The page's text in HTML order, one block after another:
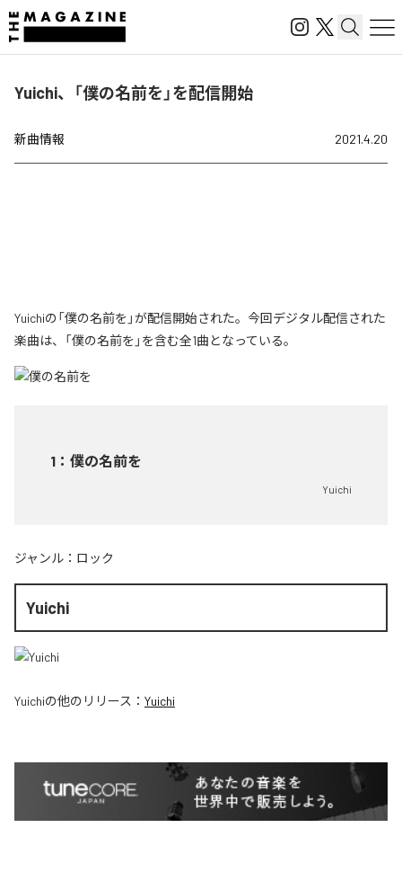
Yuichi、「僕の名前を」を配信開始
新曲情報 2021.4.20
Yuichiの「僕の名前を」が配信開始された。今回デジタル配信された
楽曲は、「僕の名前を」を含む全1曲となっている。
1 ： 僕の名前を
Yuichi
ジャンル： ロック
Yuichi
Yuichiの他のリリース： Yuichi